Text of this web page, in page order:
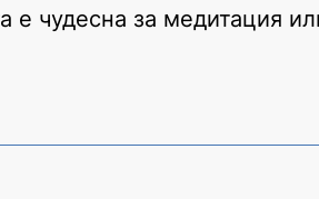
чудесна за медитация